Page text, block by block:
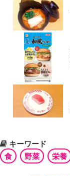
キーワード
食
野菜 栄養